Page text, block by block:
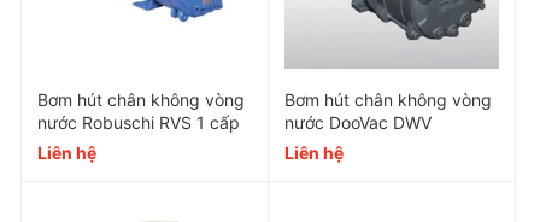
Độ bền vượt trội: Dòng bơm được chế tạo từ
vật liệu cao cấp, chống mài mòn, vận hành ổn
Thiết kế hiện đại: Dễ dàng bảo trì và thay thế
linh kiện, giúp giảm thiểu thời gian ngừng hoạt
Bơm hút chân không vòng
nước Robuschi RVS 1 cấp
Liên hệ
Bơm hút chân không vòng
nước DooVac DWV
Liên hệ